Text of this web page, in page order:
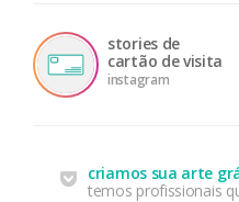
stories de
cartão de visita
instagram
criamos sua arte
temos profissionais